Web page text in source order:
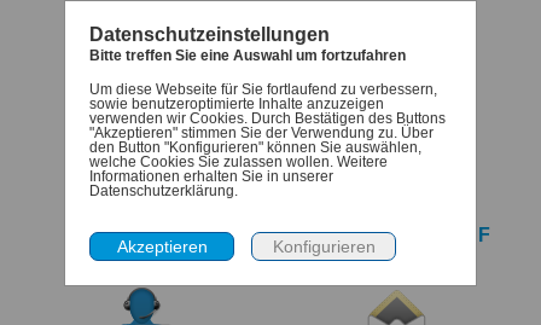
Termine Denk-dran
iCalendar Export Jahreskalender PDF
Datenschutzeinstellungen
Bitte treffen Sie eine Auswahl um fortzufahren
Um diese Webseite für Sie fortlaufend zu verbessern,
sowie benutzeroptimierte Inhalte anzuzeigen
verwenden wir Cookies. Durch Bestätigen des Buttons
"Akzeptieren" stimmen Sie der Verwendung zu. Über
den Button "Konfigurieren" können Sie auswählen,
welche Cookies Sie zulassen wollen. Weitere
Informationen erhalten Sie in unserer
Datenschutzerklärung.